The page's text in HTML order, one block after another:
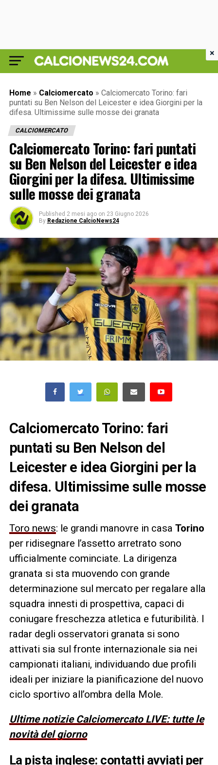
Home » Calciomercato » Calciomercato Torino: fari
puntati su Ben Nelson del Leicester e idea Giorgini per la
difesa. Ultimissime sulle mosse dei granata
CALCIOMERCATO
Calciomercato Torino: fari puntati
su Ben Nelson del Leicester e idea
Giorgini per la difesa. Ultimissime
sulle mosse dei granata
Published 2 mesi ago on 23 Giugno 2026
By Redazione CalcioNews24
Calciomercato Torino: fari
puntati su Ben Nelson del
Leicester e idea Giorgini per la
difesa. Ultimissime sulle mosse
dei granata
Toro news: le grandi manovre in casa Torino
per ridisegnare l’assetto arretrato sono
ufficialmente cominciate. La dirigenza
granata si sta muovendo con grande
determinazione sul mercato per regalare alla
squadra innesti di prospettiva, capaci di
coniugare freschezza atletica e futuribilità. I
radar degli osservatori granata si sono
attivati sia sul fronte internazionale sia nei
campionati italiani, individuando due profili
ideali per iniziare la pianificazione del nuovo
ciclo sportivo all’ombra della Mole.
Ultime notizie Calciomercato LIVE: tutte le
novità del giorno
La pista inglese: contatti avviati per
×